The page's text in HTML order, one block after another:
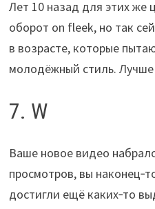
Лет 10 назад для этих же
оборот on fleek, но так
в возрасте, которые
молодёжный стиль. Лучше
7. W
Ваше новое видео
просмотров, вы
достигли ещё каких‑то